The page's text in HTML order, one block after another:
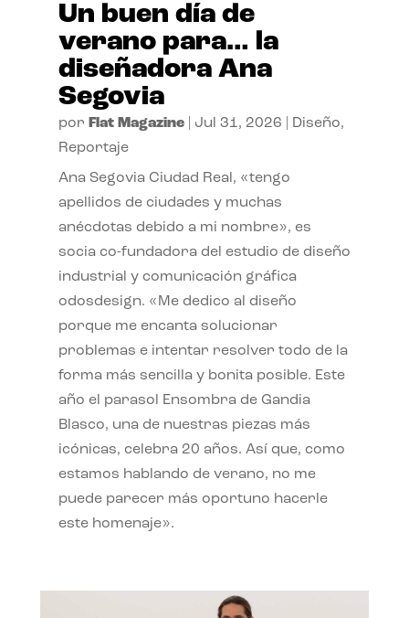
Un buen día de
verano para… la
diseñadora Ana
Segovia
por Flat Magazine| Jul 31, 2026 Diseño,
Reportaje
Ana Segovia Ciudad Real, «tengo
apellidos de ciudades y muchas
anécdotas debido a mi nombre», es
socia co-fundadora del estudio de diseño
industrial y comunicación gráfica
odosdesign. «Me dedico al diseño
porque me encanta solucionar
problemas e intentar resolver todo de la
forma más sencilla y bonita posible. Este
año el parasol Ensombra de Gandia
Blasco, una de nuestras piezas más
icónicas, celebra 20 años. Así que, como
estamos hablando de verano, no me
puede parecer más oportuno hacerle
este homenaje».